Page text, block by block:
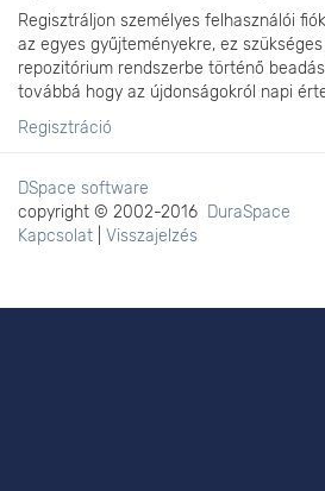
Regisztráljon személyes felhasználói
az egyes gyűjteményekre, ez
repozitórium rendszerbe történő
továbbá hogy az újdonságokról napi
Regisztráció
DSpace software
copyright © 2002-2016 DuraSpace
Kapcsolat
Visszajelzés